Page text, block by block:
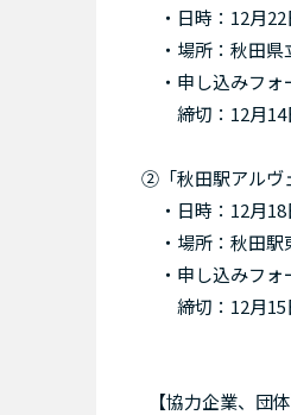
・日時：12月22
・場所：秋田県
・申し込みフォ
締切：12月14
②「秋田駅アルヴ
・日時：12月18
・場所：秋田駅
・申し込みフォ
締切：12月15
【協力企業、団体